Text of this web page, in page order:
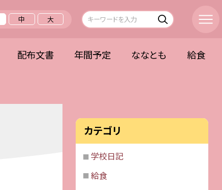
中 大
配布文書 年間予定 ななとも 給食
カテゴリ
学校日記
給食